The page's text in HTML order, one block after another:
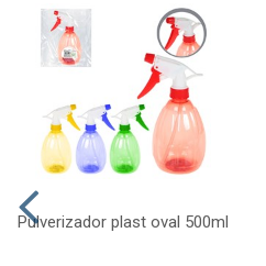
Pulverizador plast oval 500ml